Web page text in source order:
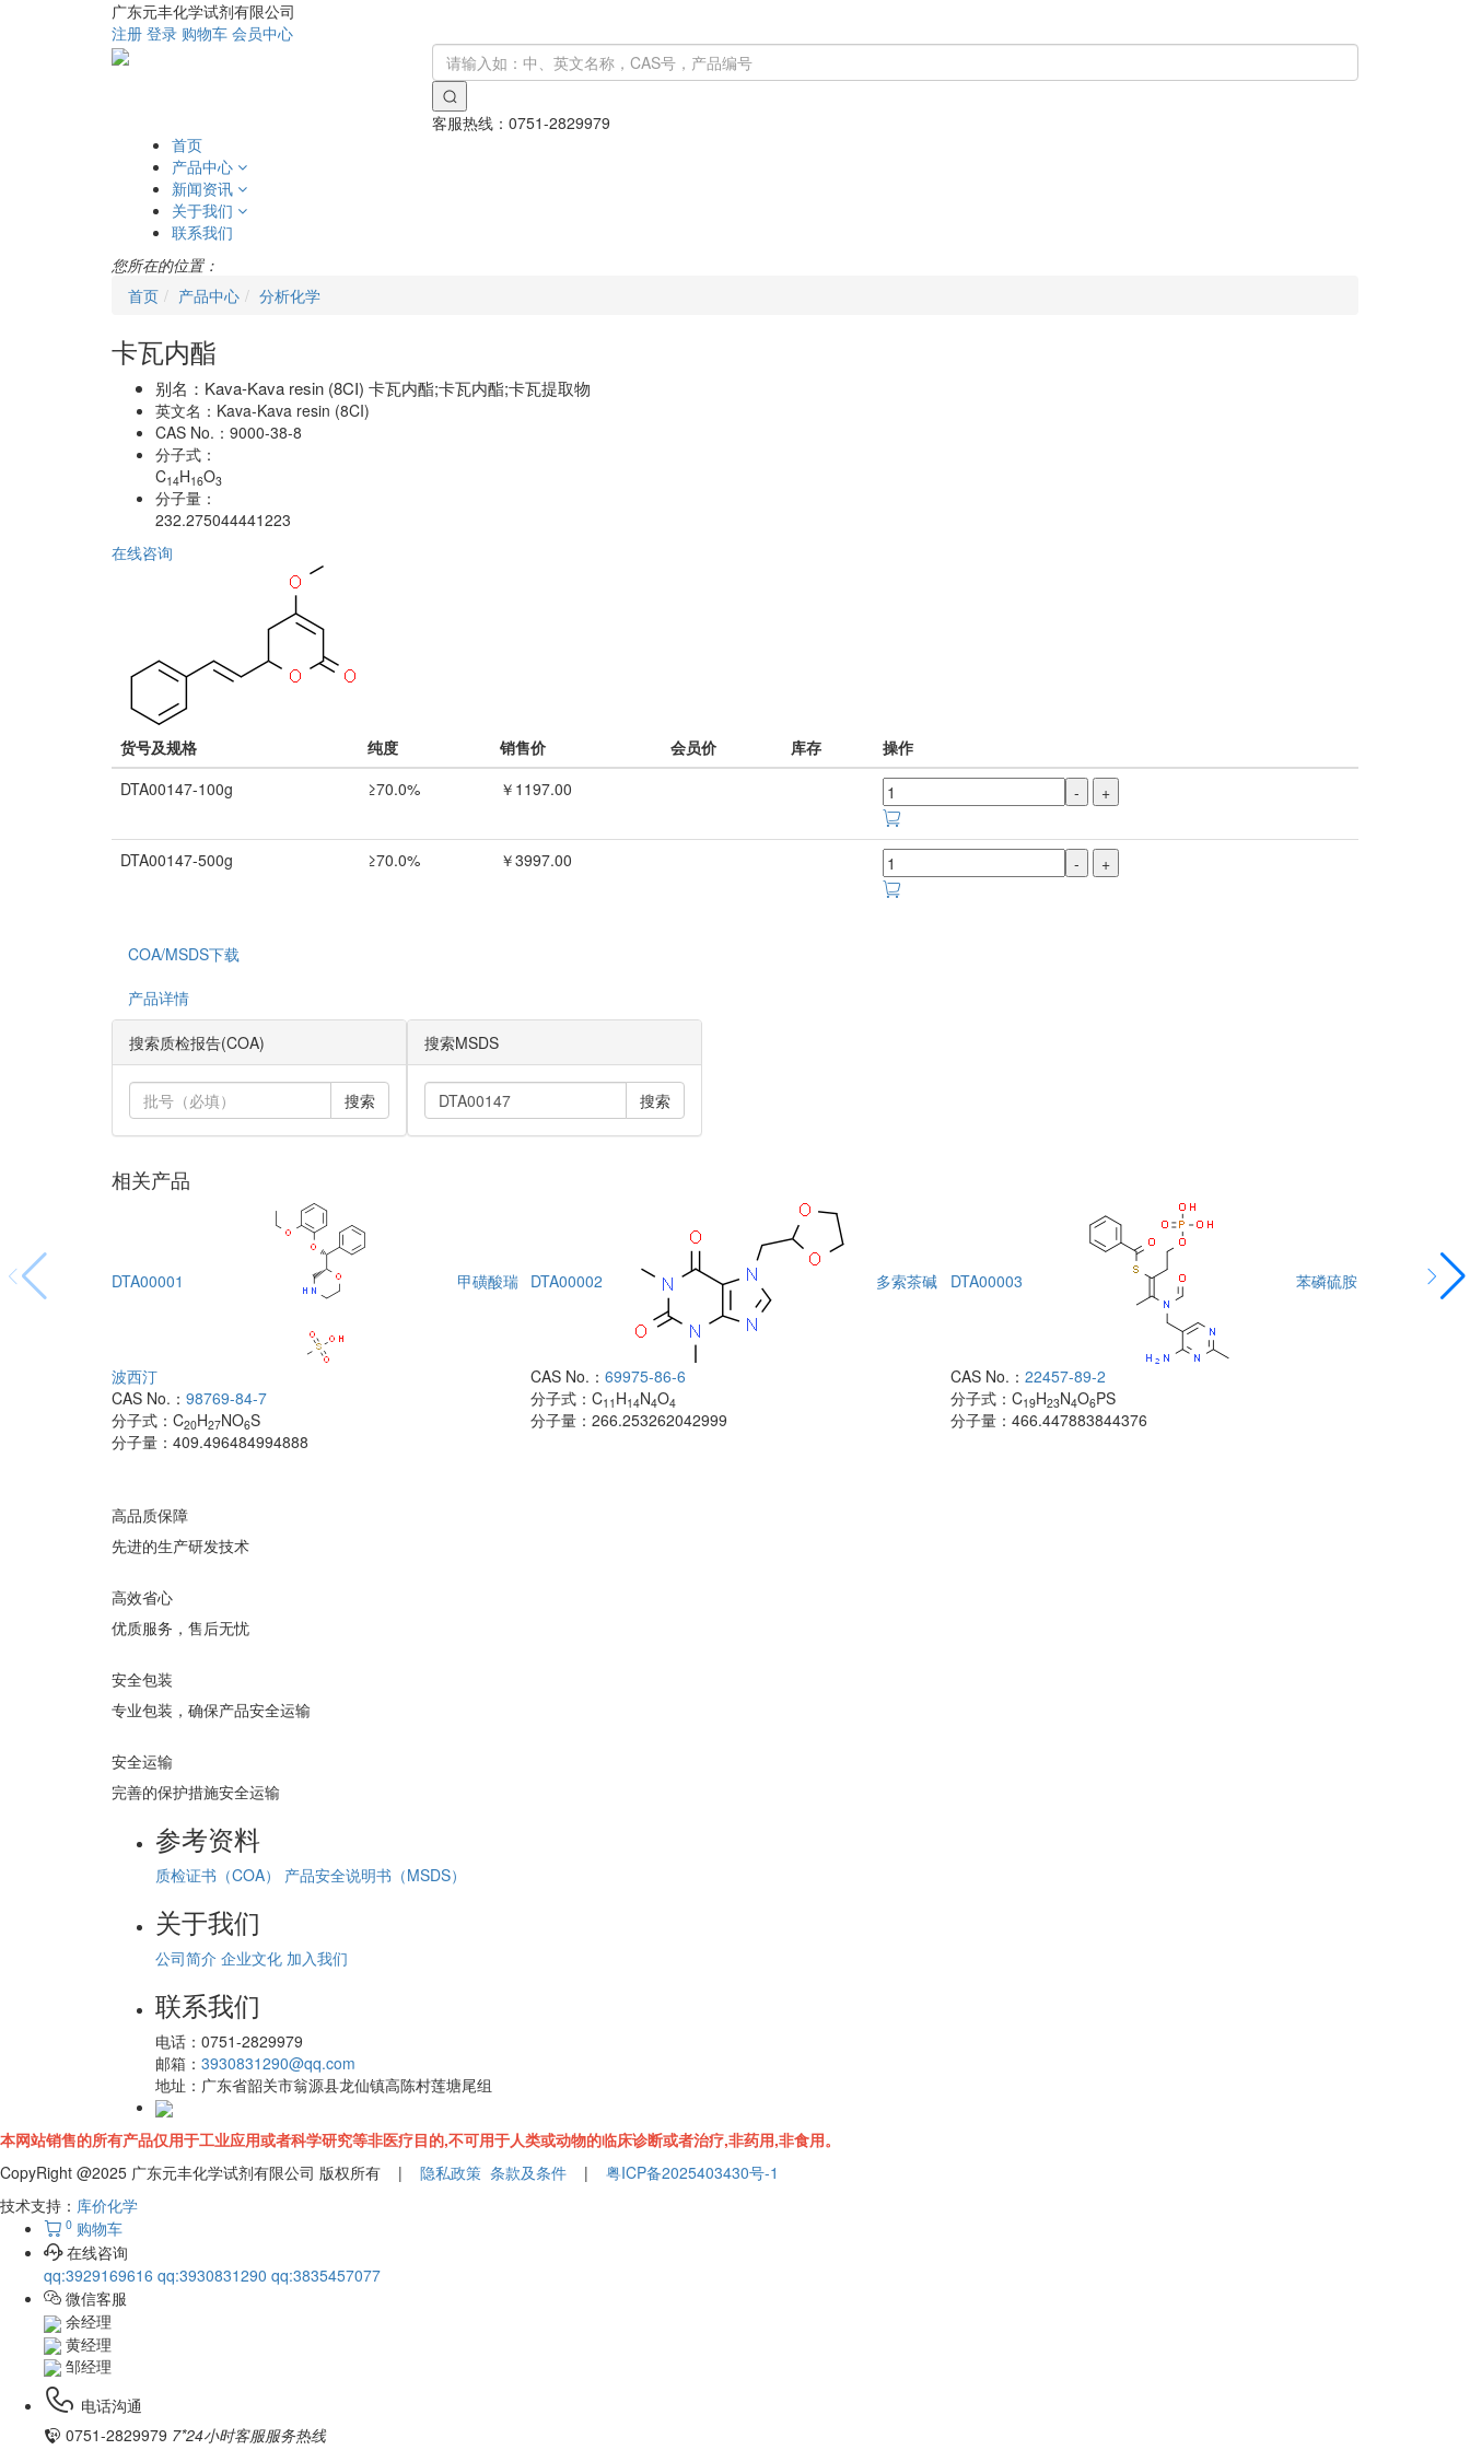
广东元丰化学试剂有限公司
注册 登录 购物车 会员中心
客服热线： 0751-2829979
首页
产品中心
新闻资讯
关于我们
联系我们
您所在的位置：
首页
产品中心 分析化学
卡瓦内酯
别名： Kava-Kava resin (8CI) 卡瓦内酯;卡瓦内酯;卡瓦提取物
英文名： Kava-Kava resin (8CI)
CAS No.： 9000-38-8
分子式：
C14H16O3
分子量：
232.275044441223
在线咨询
货号及规格 纯度 销售价 会员价 库存
操作
DTA00147-100g
≥70.0% ￥1197.00 - +
DTA00147-500g ≥70.0% ￥3997.00 - +
COA/MSDS下载
产品详情
搜索质检报告(COA)
搜索
搜索MSDS
搜索
相关产品
DTA00001 甲磺酸瑞
波西汀
CAS No.： 98769-84-7
分子式： C20H27NO6S
分子量： 409.496484994888
DTA00002 多索茶碱
CAS No.：69975-86-6
分子式：C11 H14N4O4
分子量：266.253262042999
DTA00003 苯磷硫胺
CAS No.： 22457-89-2
分子式： C19H23N4O6PS
分子量： 466.447883844376
DTA00004
高品质保障
先进的生产研发技术
高效省心
优质服务，售后无忧
安全包装
专业包装，确保产品安全运输
安全运输
完善的保护措施安全运输
参考资料
质检证书（COA） 产品安全说明书（MSDS）
关于我们
公司简介 企业文化 加入我们
联系我们
电话： 0751-2829979
邮箱： 3930831290@qq.com
地址： 广东省韶关市翁源县龙仙镇高陈村莲塘尾组
本网站销售的所有产品仅用于工业应用或者科学研究等非医疗目的,不可用于人类或动物的临床诊断或者治疗,非药用,非食用。
CopyRight @2025 广东元丰化学试剂有限公司 版权所有 | 隐私政策 条款及条件 | 粤ICP备2025403430号-1
技术支持： 库价化学
0 购物车
在线咨询
qq:3929169616 qq:3930831290 qq:3835457077
微信客服
余经理
黄经理
邹经理
电话沟通
0751-2829979 7*24小时客服服务热线